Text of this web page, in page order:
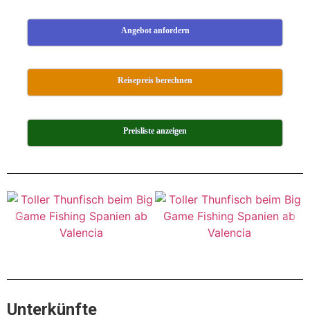
Angebot anfordern
Reisepreis berechnen
Preisliste anzeigen
Unterkünfte